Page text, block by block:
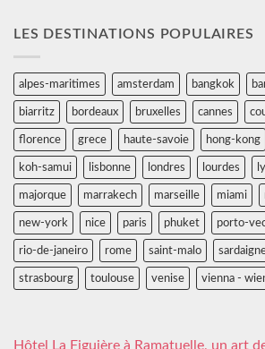
LES DESTINATIONS POPULAIRES
alpes-maritimes amsterdam bangkok
biarritz bordeaux bruxelles cannes
florence grece haute-savoie hong-kong
koh-samui lisbonne londres lourdes
majorque marrakech marseille miami
new-york nice paris phuket porto-
rio-de-janeiro rome saint-malo
strasbourg toulouse venise vienna -
Hôtel La Figuière à Ramatuelle, un art